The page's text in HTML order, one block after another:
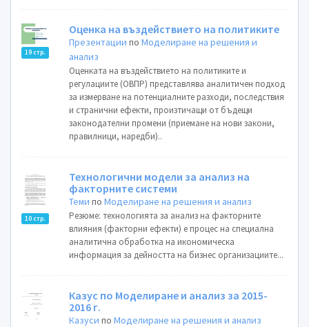
19 стр.
Оценка на въздействието на политиките
Презентации поМоделиране на решения и
анализ
Oценката на въздействието на политиките и
регулациите (ОВПР) представлява аналитичен подход
за измерване на потенциалните разходи, последствия
и странични ефекти, произтичащи от бъдещи
законодателни промени (приемане на нови закони,
правилници, наредби)..
10 стр.
Технологични модели за анализ на
факторните системи
Теми поМоделиране на решения и анализ
Резюме: технологията за анализ на факторните
влияния (факторни ефекти) е процес на специална
аналитична обработка на икономическа
информация за дейността на бизнес организациите...
Казус по Моделиране и анализ за 2015-
2016 г.
Казуси поМоделиране на решения и анализ